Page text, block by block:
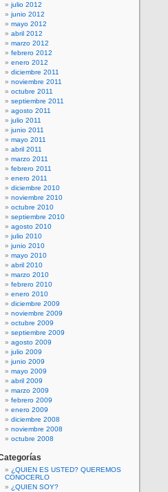
julio 2012
junio 2012
mayo 2012
abril 2012
marzo 2012
febrero 2012
enero 2012
diciembre 2011
noviembre 2011
octubre 2011
septiembre 2011
agosto 2011
julio 2011
junio 2011
mayo 2011
abril 2011
marzo 2011
febrero 2011
enero 2011
diciembre 2010
noviembre 2010
octubre 2010
septiembre 2010
agosto 2010
julio 2010
junio 2010
mayo 2010
abril 2010
marzo 2010
febrero 2010
enero 2010
diciembre 2009
noviembre 2009
octubre 2009
septiembre 2009
agosto 2009
julio 2009
junio 2009
mayo 2009
abril 2009
marzo 2009
febrero 2009
enero 2009
diciembre 2008
noviembre 2008
octubre 2008
¿QUIEN ES USTED? QUEREMOS
CONOCERLO
¿QUIEN SOY?